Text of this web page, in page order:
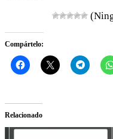
Compártelo:
Relacionado